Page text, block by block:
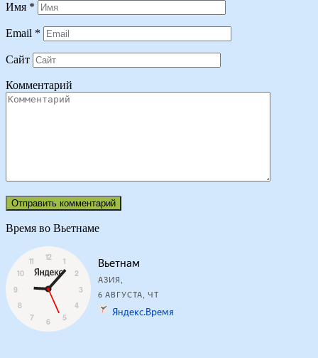
Имя *
Email *
Сайт
Комментарий
Время во Вьетнаме